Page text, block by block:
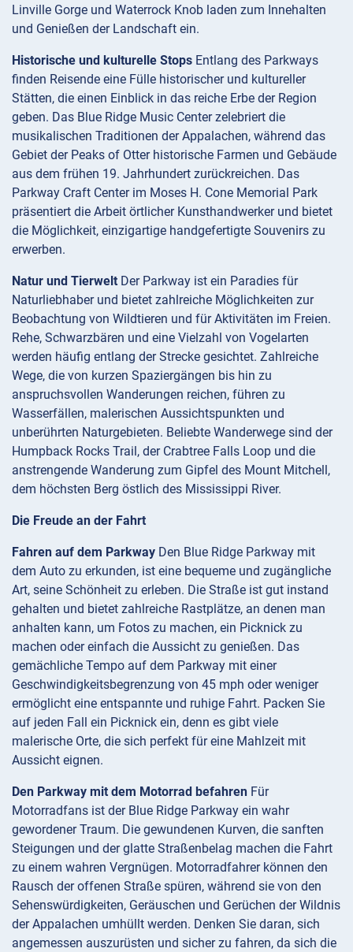
Linville Gorge und Waterrock Knob laden zum Innehalten
und Genießen der Landschaft ein.
Historische und kulturelle Stops Entlang des Parkways
finden Reisende eine Fülle historischer und kultureller
Stätten, die einen Einblick in das reiche Erbe der Region
geben. Das Blue Ridge Music Center zelebriert die
musikalischen Traditionen der Appalachen, während das
Gebiet der Peaks of Otter historische Farmen und Gebäude
aus dem frühen 19. Jahrhundert zurückreichen. Das
Parkway Craft Center im Moses H. Cone Memorial Park
präsentiert die Arbeit örtlicher Kunsthandwerker und bietet
die Möglichkeit, einzigartige handgefertigte Souvenirs zu
erwerben.
Natur und Tierwelt Der Parkway ist ein Paradies für
Naturliebhaber und bietet zahlreiche Möglichkeiten zur
Beobachtung von Wildtieren und für Aktivitäten im Freien.
Rehe, Schwarzbären und eine Vielzahl von Vogelarten
werden häufig entlang der Strecke gesichtet. Zahlreiche
Wege, die von kurzen Spaziergängen bis hin zu
anspruchsvollen Wanderungen reichen, führen zu
Wasserfällen, malerischen Aussichtspunkten und
unberührten Naturgebieten. Beliebte Wanderwege sind der
Humpback Rocks Trail, der Crabtree Falls Loop und die
anstrengende Wanderung zum Gipfel des Mount Mitchell,
dem höchsten Berg östlich des Mississippi River.
Die Freude an der Fahrt
Fahren auf dem Parkway Den Blue Ridge Parkway mit
dem Auto zu erkunden, ist eine bequeme und zugängliche
Art, seine Schönheit zu erleben. Die Straße ist gut instand
gehalten und bietet zahlreiche Rastplätze, an denen man
anhalten kann, um Fotos zu machen, ein Picknick zu
machen oder einfach die Aussicht zu genießen. Das
gemächliche Tempo auf dem Parkway mit einer
Geschwindigkeitsbegrenzung von 45 mph oder weniger
ermöglicht eine entspannte und ruhige Fahrt. Packen Sie
auf jeden Fall ein Picknick ein, denn es gibt viele
malerische Orte, die sich perfekt für eine Mahlzeit mit
Aussicht eignen.
Den Parkway mit dem Motorrad befahren Für
Motorradfans ist der Blue Ridge Parkway ein wahr
gewordener Traum. Die gewundenen Kurven, die sanften
Steigungen und der glatte Straßenbelag machen die Fahrt
zu einem wahren Vergnügen. Motorradfahrer können den
Rausch der offenen Straße spüren, während sie von den
Sehenswürdigkeiten, Geräuschen und Gerüchen der Wildnis
der Appalachen umhüllt werden. Denken Sie daran, sich
angemessen auszurüsten und sicher zu fahren, da sich die